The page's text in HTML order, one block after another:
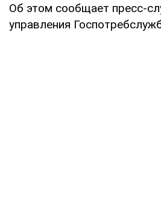
Об этом сообщает пресс-
управления